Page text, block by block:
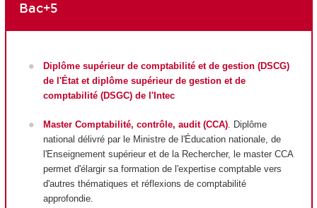
Bac+5
Diplôme supérieur de comptabilité et de gestion (DSCG)
de l'État et diplôme supérieur de gestion et de
comptabilité (DSGC) de l'Intec
Master Comptabilité, contrôle, audit (CCA). Diplôme
national délivré par le Ministre de l'Éducation nationale, de
l'Enseignement supérieur et de la Rechercher, le master CCA
permet d'élargir sa formation de l'expertise comptable vers
d'autres thématiques et réflexions de comptabilité
approfondie.